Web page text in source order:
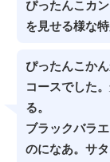
ぴったんこカ
を見せる様な
ぴったんこか
コースでした
る。
ブラックバラ
のになあ。サ